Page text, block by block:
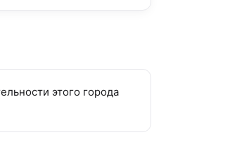
этого города